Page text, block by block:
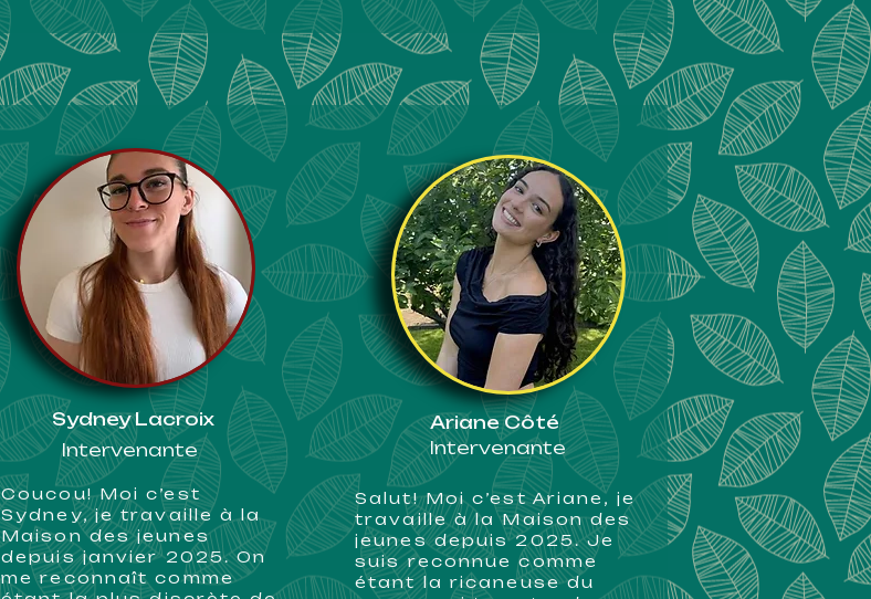
Sydney Lacroix
Intervenante
Coucou! Moi c’est
Sydney, je travaille à la
Maison des jeunes
depuis janvier 2025. On
me reconnaît comme
Ariane Côté
Intervenante
Salut! Moi c’est Ariane, je
travaille à la Maison des
jeunes depuis 2025. Je
suis reconnue comme
étant la ricaneuse du